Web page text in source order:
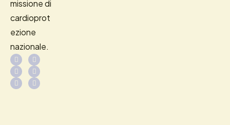
missione di
cardioprot
ezione
nazionale.